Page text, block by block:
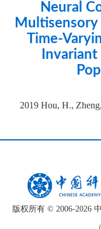
Neural
Time-
2019 Hou, H.,
版权所有 © 2006-2026